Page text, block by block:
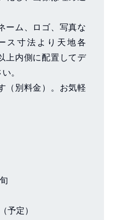
ーム、ロゴ、写真な
ス寸法より天地各
上内側に配置してデ
。
（別料金）。お気軽
予定）